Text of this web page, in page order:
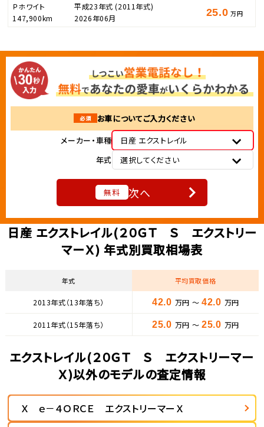
Ｐホワイト 平成23年式(2011年式)
147,900km
2026年06月 25.0 万円
必須
お車についてご入力ください
メーカー・車種
日産 エクストレイル
年式
選択してください
無料 次へ
日産 エクストレイル(２０ＧＴ Ｓ エクストリー
マーＸ) 年式別買取相場表
年式 平均買取価格
2013年式（13年落ち） 42.0 万円 ～ 42.0 万円
2011年式（15年落ち） 25.0 万円 ～ 25.0 万円
エクストレイル(２０ＧＴ Ｓ エクストリーマー
Ｘ)以外のモデルの査定情報
Ｘ ｅ－４ＯＲＣＥ エクストリーマーＸ